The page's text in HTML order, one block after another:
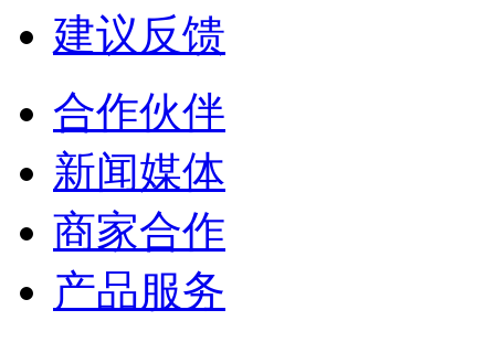
建议反馈
合作伙伴
新闻媒体
商家合作
产品服务